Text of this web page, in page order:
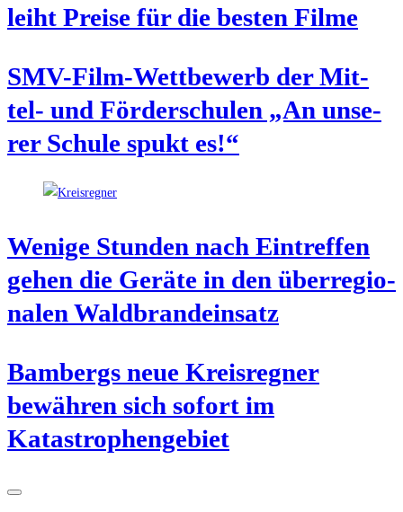
leiht Prei­se für die bes­ten Filme
SMV-Film-Wett­be­werb der Mit­
tel- und För­der­schu­len „An unse­
rer Schu­le spukt es!“
Weni­ge Stun­den nach Ein­tref­fen
gehen die Gerä­te in den über­re­gio­
na­len Waldbrandeinsatz
Bam­bergs neue Kreis­reg­ner
bewäh­ren sich sofort im
Katastrophengebiet